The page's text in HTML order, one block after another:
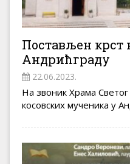
Постављен крст
Андрићграду
22.06.2023.
На звоник Храма
косовских мученика у